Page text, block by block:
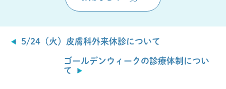
5/24（火）皮膚科外来休診について
ゴールデンウィークの診療体制につい
て